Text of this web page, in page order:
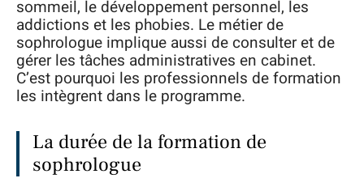
sommeil, le développement personnel, les
addictions et les phobies. Le métier de
sophrologue implique aussi de consulter et de
gérer les tâches administratives en cabinet.
C’est pourquoi les professionnels de formation
les intègrent dans le programme.
La durée de la formation de
sophrologue